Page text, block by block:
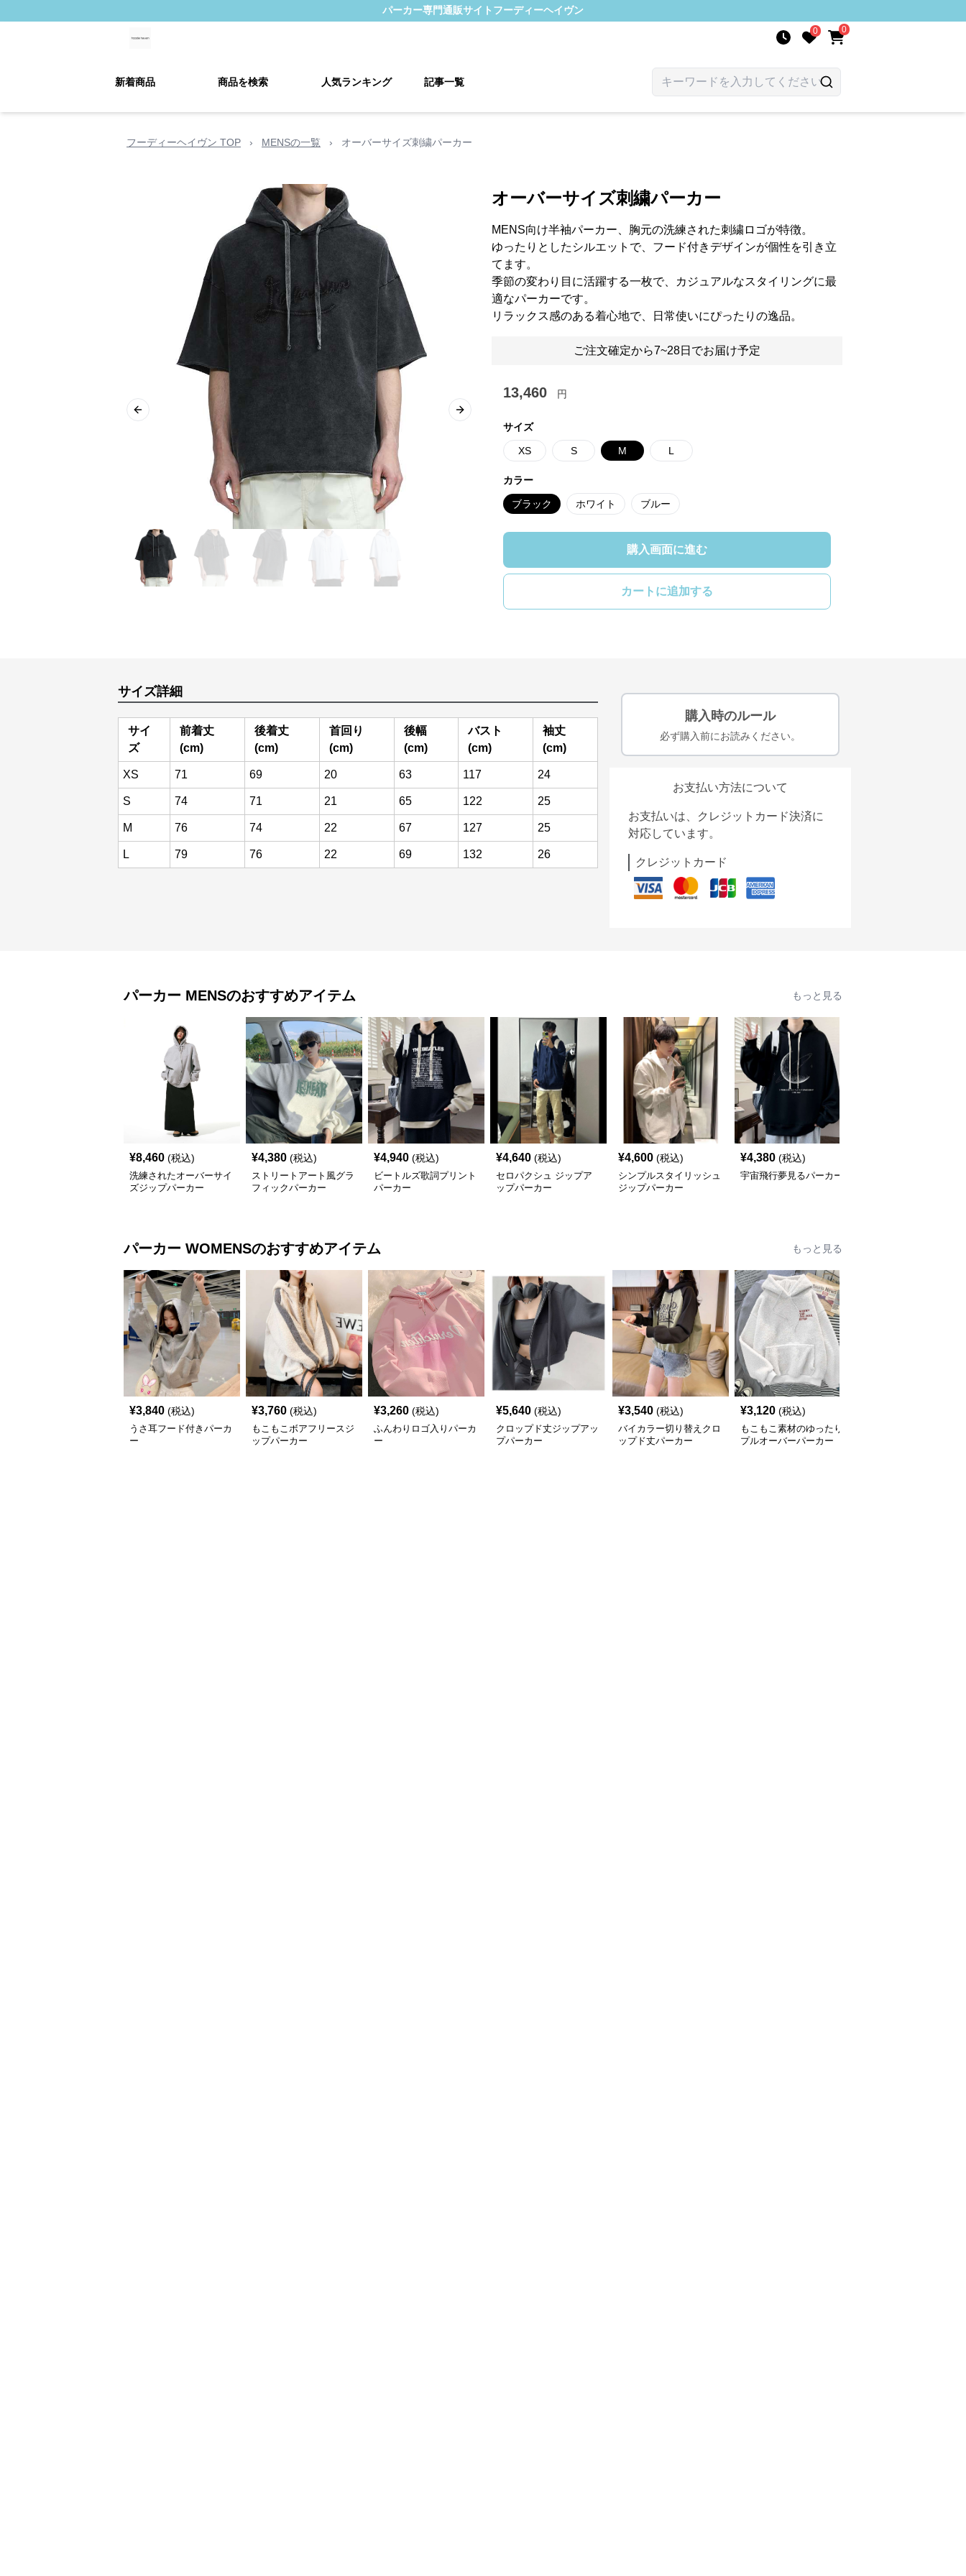
パーカー専門通販サイト フーディーヘイヴン
0 0
新着商品 商品を検索 人気ランキング 記事一覧
フーディーヘイヴン TOP › MENSの一覧 › オーバーサイズ刺繍パーカー
Previous slide Next slide
オーバーサイズ刺繍パーカー
MENS向け半袖パーカー、胸元の洗練された刺繍ロゴが特徴。
ゆったりとしたシルエットで、フード付きデザインが個性を引き立
てます。
季節の変わり目に活躍する一枚で、カジュアルなスタイリングに最
適なパーカーです。
リラックス感のある着心地で、日常使いにぴったりの逸品。
ご注文確定から7~28日でお届け予定
13,460 円
サイズ
XS S M L
カラー
ブラック ホワイト ブルー
購入画面に進む
カートに追加する
サイズ詳細
サイ
ズ
前着丈
(cm)
後着丈
(cm)
首回り
(cm)
後幅
(cm)
バスト
(cm)
袖丈
(cm)
XS 71 69 20 63 117 24
S 74 71 21 65 122 25
M 76 74 22 67 127 25
L 79 76 22 69 132 26
購入時のルール
必ず購入前にお読みください。
お支払い方法について
お支払いは、クレジットカード決済に
対応しています。
クレジットカード
パーカー MENSのおすすめアイテム もっと見る
¥8,460 (税込)
洗練されたオーバーサイ
ズジップパーカー
¥4,380 (税込)
ストリートアート風グラ
フィックパーカー
¥4,940 (税込)
ビートルズ歌詞プリント
パーカー
¥4,640 (税込)
セロパクシュ ジップア
ップパーカー
¥4,600 (税込)
シンプルスタイリッシュ
ジップパーカー
¥4,380 (税込)
宇宙飛行夢見るパーカー
パーカー WOMENSのおすすめアイテム もっと見る
¥3,840 (税込)
うさ耳フード付きパーカ
ー
¥3,760 (税込)
もこもこボアフリースジ
ップパーカー
¥3,260 (税込)
ふんわりロゴ入りパーカ
ー
¥5,640 (税込)
クロップド丈ジップアッ
プパーカー
¥3,540 (税込)
バイカラー切り替えクロ
ップド丈パーカー
¥3,120 (税込)
もこもこ素材のゆったり
プルオーバーパーカー